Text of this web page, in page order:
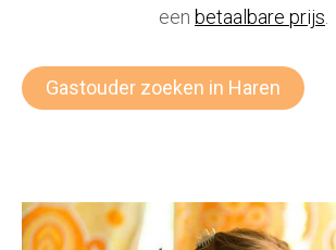
een betaalbare prijs
Gastouder zoeken in Haren